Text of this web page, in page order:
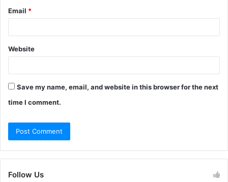
Email *
Website
Save my name, email, and website in this browser for the next
time I comment.
Follow Us